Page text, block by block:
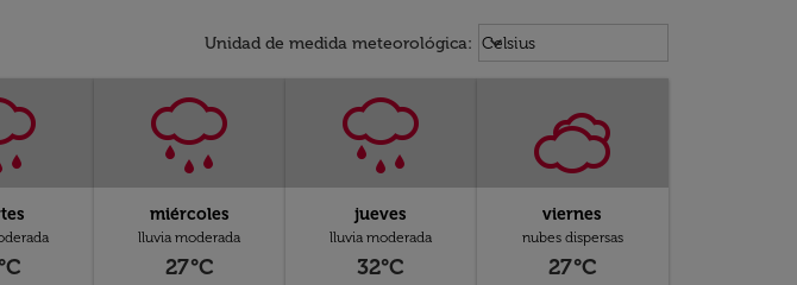
Unidad de medida meteorológica: Weather unit option Celsius
Celsius
keyboard_arrow_down
miércoles
lluvia moderada
27°C
jueves
lluvia moderada
32°C
viernes
nubes dispersas
27°C